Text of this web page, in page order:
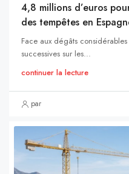
4,8 millions d’euros
des tempêtes en
Face aux dégâts
successives sur les...
continuer la lecture
par